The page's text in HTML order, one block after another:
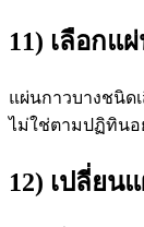
11) เลือกแ
แผ่นกาวบางชนิด
ไม่ใช่ตามปฏิทินอ
12) เปลี่ยน